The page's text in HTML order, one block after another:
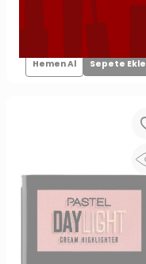
539,10TL
Hemen Al Sepete Ekle